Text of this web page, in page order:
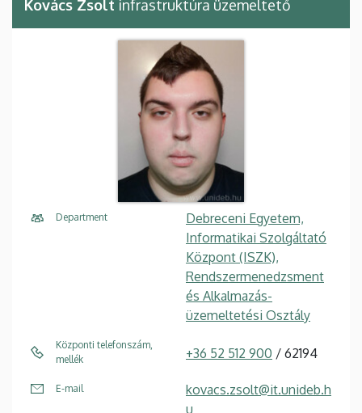
Kovács Zsolt infrastruktúra üzemeltető
Department
Debreceni Egyetem,
Informatikai Szolgáltató
Központ (ISZK),
Rendszermenedzsment
és Alkalmazás-
üzemeltetési Osztály
Központi telefonszám,
mellék
+36 52 512 900 / 62194
E-mail
kovacs.zsolt@it.unideb.h
u